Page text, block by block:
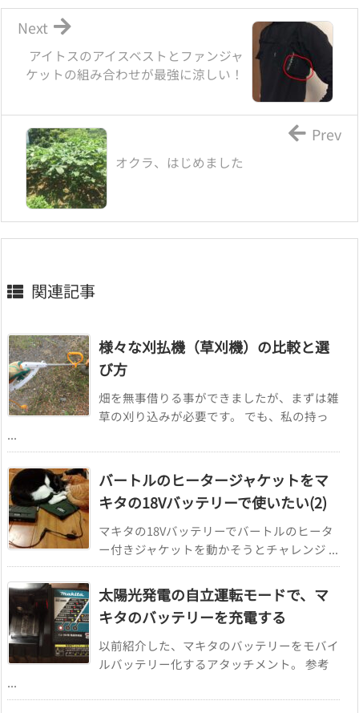
アイトスのアイスベストとファンジャ
ケットの組み合わせが最強に涼しい！
Next
オクラ、はじめました
Prev
関連記事
様々な刈払機（草刈機）の比較と選
び方
畑を無事借りる事ができましたが、まずは雑
草の刈り込みが必要です。 でも、私の持っ
...
バートルのヒータージャケットをマ
キタの18Vバッテリーで使いたい(2)
マキタの18Vバッテリーでバートルのヒータ
ー付きジャケットを動かそうとチャレンジ ...
太陽光発電の自立運転モードで、マ
キタのバッテリーを充電する
以前紹介した、マキタのバッテリーをモバイ
ルバッテリー化するアタッチメント。 参考
...